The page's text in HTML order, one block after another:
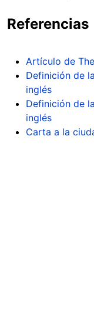
Referencias
Artículo de
Definición de
inglés
Definición de
inglés
Carta a la